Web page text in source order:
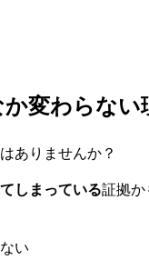
変わらない
ありませんか？
しまっている証拠か
い